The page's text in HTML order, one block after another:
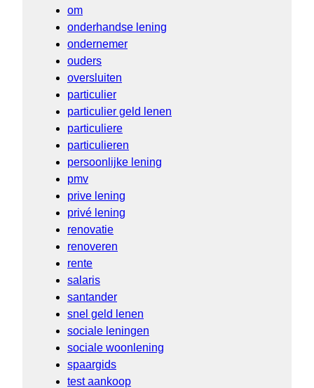
om
onderhandse lening
ondernemer
ouders
oversluiten
particulier
particulier geld lenen
particuliere
particulieren
persoonlijke lening
pmv
prive lening
privé lening
renovatie
renoveren
rente
salaris
santander
snel geld lenen
sociale leningen
sociale woonlening
spaargids
test aankoop